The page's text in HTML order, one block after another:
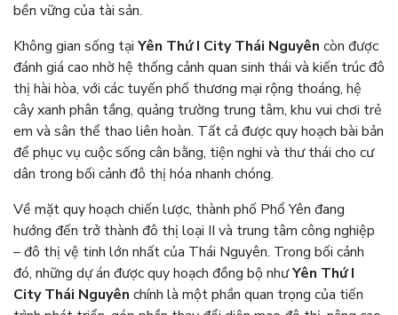
bền vững của tài sản.
Không gian sống tại Yên Thứ I City Thái Nguyên còn được
đánh giá cao nhờ hệ thống cảnh quan sinh thái và kiến trúc đô
thị hài hòa, với các tuyến phố thương mại rộng thoáng, hệ
cây xanh phân tầng, quảng trường trung tâm, khu vui chơi trẻ
em và sân thể thao liên hoàn. Tất cả được quy hoạch bài bản
để phục vụ cuộc sống cân bằng, tiện nghi và thư thái cho cư
dân trong bối cảnh đô thị hóa nhanh chóng.
Về mặt quy hoạch chiến lược, thành phố Phổ Yên đang
hướng đến trở thành đô thị loại II và trung tâm công nghiệp
– đô thị vệ tinh lớn nhất của Thái Nguyên. Trong bối cảnh
đó, những dự án được quy hoạch đồng bộ nhưYên Thứ I
City Thái Nguyên chính là một phần quan trọng của tiến